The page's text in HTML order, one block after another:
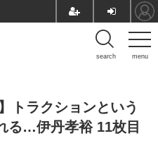
menu
search
トラクションという
る…伊丹孝裕 11枚目